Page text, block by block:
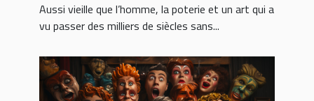
Aussi vieille que l’homme, la poterie et un art qui a
vu passer des milliers de siècles sans...